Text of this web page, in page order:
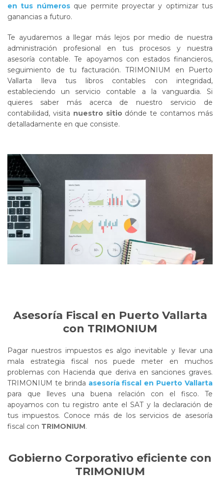
en tus númerosque permite proyectar y optimizar tus
ganancias a futuro.
Te ayudaremos a llegar más lejos por medio de nuestra
administración profesional en tus procesos y nuestra
asesoría contable. Te apoyamos con estados financieros,
seguimiento de tu facturación. TRIMONIUM en Puerto
Vallarta lleva tus libros contables con integridad,
estableciendo un servicio contable a la vanguardia. Si
quieres saber más acerca de nuestro servicio de
contabilidad, visita nuestro sitio dónde te contamos más
detalladamente en que consiste.
Asesoría Fiscal en Puerto Vallarta
con TRIMONIUM
Pagar nuestros impuestos es algo inevitable y llevar una
mala estrategia fiscal nos puede meter en muchos
problemas con Hacienda que deriva en sanciones graves.
TRIMONIUM te brinda asesoría fiscal en Puerto Vallarta
para que lleves una buena relación con el fisco. Te
apoyamos con tu registro ante el SAT y la declaración de
tus impuestos. Conoce más de los servicios de asesoría
fiscal con TRIMONIUM.
Gobierno Corporativo eficiente con
TRIMONIUM